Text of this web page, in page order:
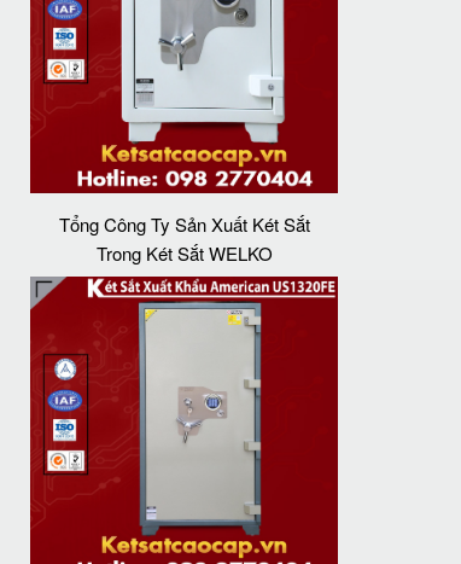
Tổng Công Ty Sản Xuất Két Sắt
Trong Két Sắt WELKO